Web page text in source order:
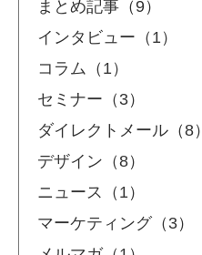
まとめ記事（9）
インタビュー（1）
コラム（1）
セミナー（3）
ダイレクトメール（8）
デザイン（8）
ニュース（1）
マーケティング（3）